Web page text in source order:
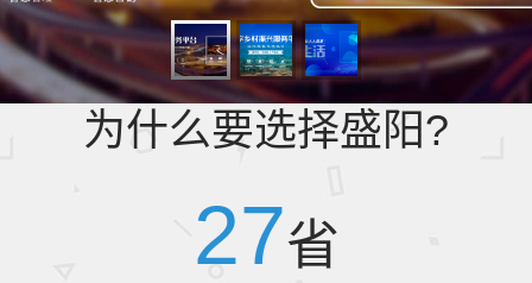
为什么要选择盛阳?
27省